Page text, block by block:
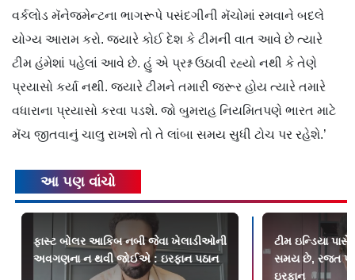
વર્કલોડ મૅનેજમેન્ટના ભાગરૂપે પસંદગીની મૅચોમાં રમવાને બદલે
યોગ્ય આરામ કરો. જ્યારે કોઈ દેશ કે ટીમની વાત આવે છે ત્યારે
ટીમ હંમેશાં પહેલાં આવે છે. હું એ પ્રશ્ન ઉઠાવી રહ્યો નથી કે તેણે
પ્રયાસો કર્યા નથી. જ્યારે ટીમને તમારી જરૂર હોય ત્યારે તમારે
વધારાના પ્રયાસો કરવા પડશે. જો બુમરાહ નિયમિતપણે ભારત માટે
મૅચ જીતવાનું ચાલુ રાખશે તો તે લાંબા સમય સુધી ટોચ પર રહેશે.’
આ પણ વાંચો
ફાસ્ટ બોલર આકિબ નબી જેવા ખેલાડીઓની
અવગણના ન થવી જોઈએ : ઇરફાન પઠાન
ટીમ ઇન્ડિયા
સમય છે, રજત
ઇરફાન